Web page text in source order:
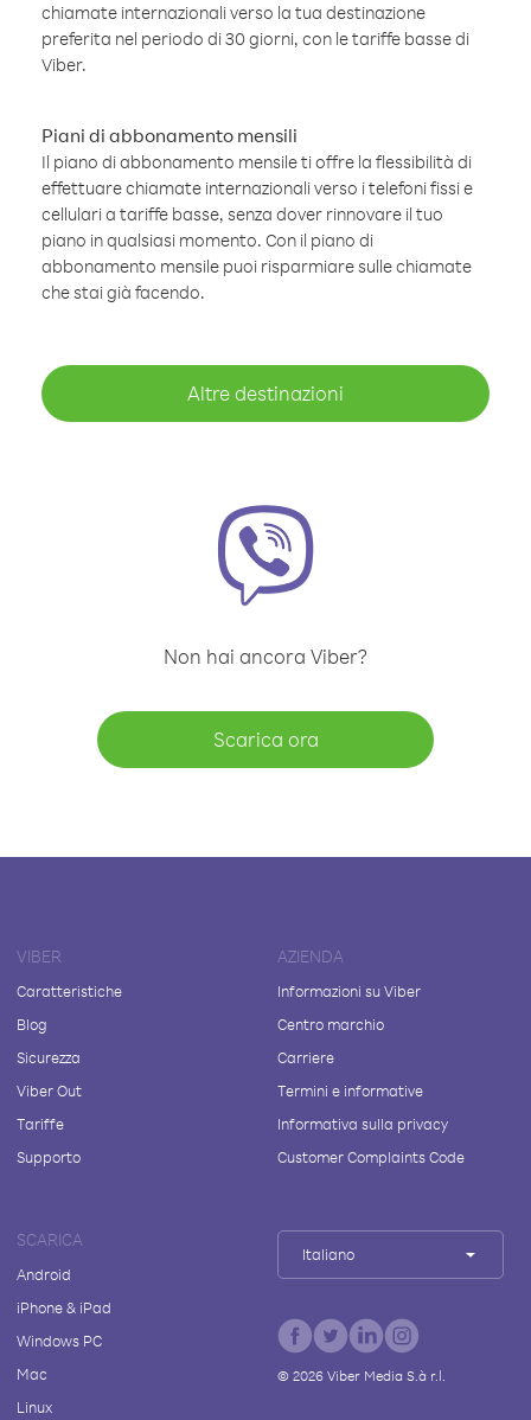
chiamate internazionali verso la tua destinazione
preferita nel periodo di 30 giorni, con le tariffe basse di
Viber.
Piani di abbonamento mensili
Il piano di abbonamento mensile ti offre la flessibilità di
effettuare chiamate internazionali verso i telefoni fissi e
cellulari a tariffe basse, senza dover rinnovare il tuo
piano in qualsiasi momento. Con il piano di
abbonamento mensile puoi risparmiare sulle chiamate
che stai già facendo.
Altre destinazioni
Non hai ancora Viber?
Scarica ora
VIBER
Caratteristiche
Blog
Sicurezza
Viber Out
Tariffe
Supporto
AZIENDA
Informazioni su Viber
Centro marchio
Carriere
Termini e informative
Informativa sulla privacy
Customer Complaints Code
SCARICA
Android
iPhone & iPad
Windows PC
Mac
Linux
Italiano
© 2026Viber Media S.à r.l.